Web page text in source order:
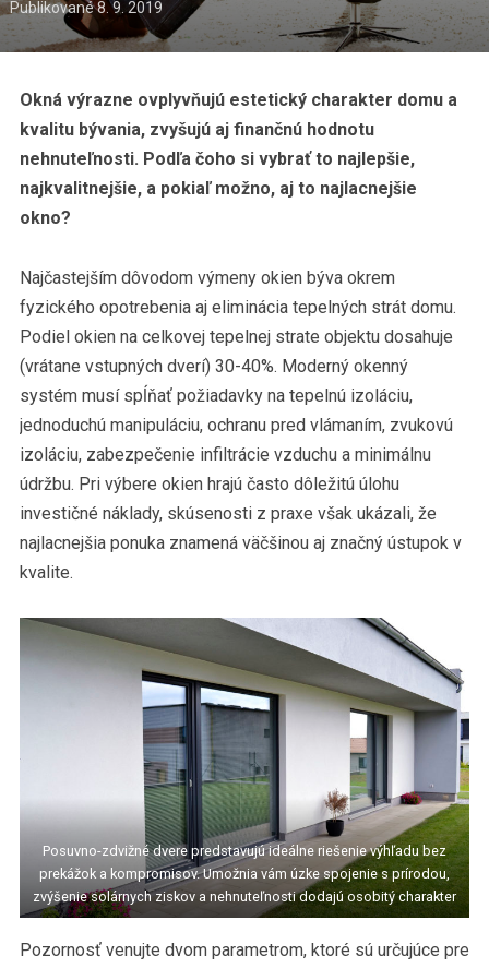
Publikované8. 9. 2019
Okná výrazne ovplyvňujú estetický charakter domu a
kvalitu bývania, zvyšujú aj finančnú hodnotu
nehnuteľnosti. Podľa čoho si vybrať to najlepšie,
najkvalitnejšie, a pokiaľ možno, aj to najlacnejšie
okno?
Najčastejším dôvodom výmeny okien býva okrem
fyzického opotrebenia aj eliminácia tepelných strát domu.
Podiel okien na celkovej tepelnej strate objektu dosahuje
(vrátane vstupných dverí) 30-40%. Moderný okenný
systém musí spĺňať požiadavky na tepelnú izoláciu,
jednoduchú manipuláciu, ochranu pred vlámaním, zvukovú
izoláciu, zabezpečenie infiltrácie vzduchu a minimálnu
údržbu. Pri výbere okien hrajú často dôležitú úlohu
investičné náklady, skúsenosti z praxe však ukázali, že
najlacnejšia ponuka znamená väčšinou aj značný ústupok v
kvalite.
Posuvno-zdvižné dvere predstavujú ideálne riešenie výhľadu bez
prekážok a kompromisov. Umožnia vám úzke spojenie s prírodou,
zvýšenie solárnych ziskov a nehnuteľnosti dodajú osobitý charakter
Pozornosť venujte dvom parametrom, ktoré sú určujúce pre